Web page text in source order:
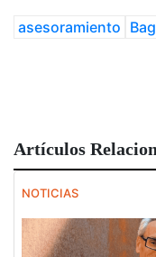
asesoramiento
Artículos
NOTICIAS